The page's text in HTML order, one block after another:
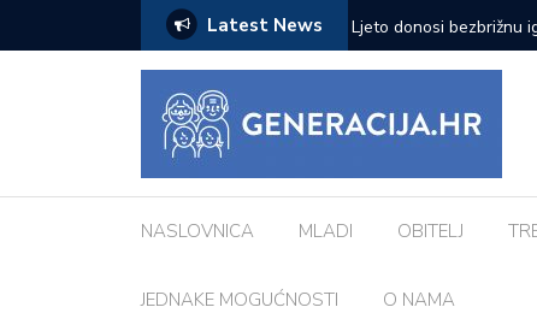
Latest News
Evo koji su najčešći kod djece
Vanessa Mioč
pripremao za ovo’
NASLOVNICA MLADI OBITELJ
JEDNAKE MOGUĆNOSTI O NAMA